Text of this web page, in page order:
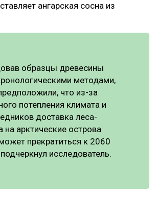
ангарская сосна из
образцы древесины
методами,
что из-за
потепления климата и
доставка леса-
на арктические острова
прекратиться к 2060
исследователь.